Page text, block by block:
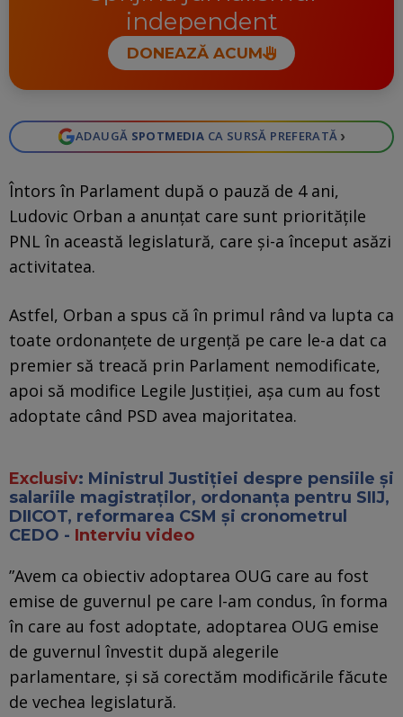
independent
DONEAZĂ ACUM
ADAUGĂ SPOTMEDIA CA SURSĂ PREFERATĂ ›
Întors în Parlament după o pauză de 4 ani,
Ludovic Orban a anunțat care sunt prioritățile
PNL în această legislatură, care și-a început asăzi
activitatea.
Astfel, Orban a spus că în primul rând va lupta ca
toate ordonanțete de urgență pe care le-a dat ca
premier să treacă prin Parlament nemodificate,
apoi să modifice Legile Justiției, așa cum au fost
adoptate când PSD avea majoritatea.
Exclusiv: Ministrul Justiției despre pensiile și
salariile magistraților, ordonanța pentru SIIJ,
DIICOT, reformarea CSM și cronometrul
CEDO - Interviu video
”Avem ca obiectiv adoptarea OUG care au fost
emise de guvernul pe care l-am condus, în forma
în care au fost adoptate, adoptarea OUG emise
de guvernul învestit după alegerile
parlamentare, și să corectăm modificările făcute
de vechea legislatură.